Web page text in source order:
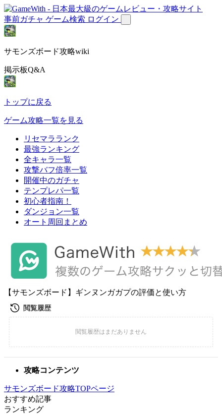
事前ガチャ ゲーム検索 ログイン
サモンズボード攻略wiki
掲示板Q&A
トップに戻る
ゲーム攻略一覧を見る
リセマラランク
最強ランキング
全キャラ一覧
攻撃バフ倍率一覧
開催中のガチャ
テンプレパ一覧
初心者指南！
ダンジョン一覧
オート周回まとめ
【サモンズボード】ギンヌンガガプの評価と使い方
攻略コンテンツ
サモンズボード攻略TOPページ
おすすめ記事
ランキング